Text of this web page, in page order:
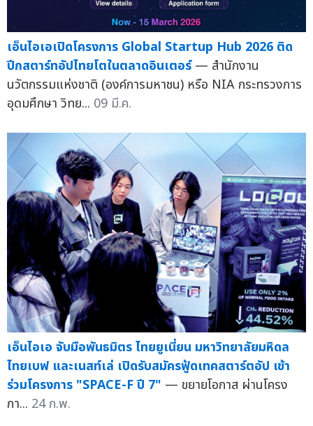
เอ็นไอเอเปิดโครงการ Global Startup Hub 2026 ติด
ปีกสตาร์ทอัปไทยโตในตลาดอินเตอร์ — สำนักงาน
นวัตกรรมแห่งชาติ (องค์การมหาชน) หรือ NIA กระทรวงการ
อุดมศึกษา วิทย... 09 มี.ค.
เอ็นไอเอ จับมือพันธมิตร ไทยยูเนี่ยน มหาวิทยาลัยมหิดล
ไทยเบฟ และเนสท์เล่ เปิดรับสมัครฟู้ดเทคสตาร์ตอัป เข้า
ร่วมโครงการ "SPACE-F ปี 7" — ขยายโอกาส ผ่านโครง
กา... 24 ก.พ.